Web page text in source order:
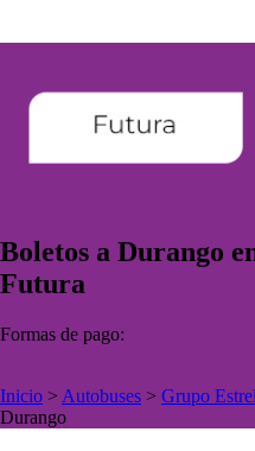
Boletos a Durango
Futura
Formas de pago:
Inicio > Autobuses > Grupo
Durango